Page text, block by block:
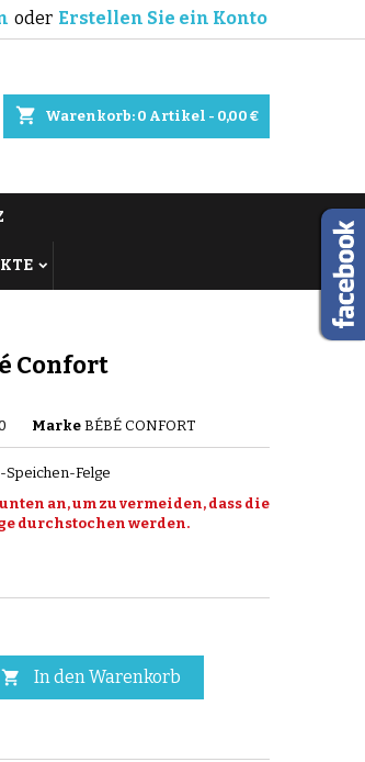
oder Erstellen Sie ein Konto
shopping_cart Warenkorb: 0 Artikel - 0,00 €
Confort
Marke BÉBÉ CONFORT
Speichen-Felge
an, um zu vermeiden, dass die
durchstochen werden.
 In den Warenkorb